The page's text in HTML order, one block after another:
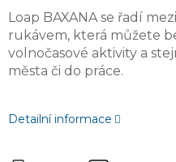
Loap BAXANA se řadí
rukávem, která můžete
volnočasové aktivity a
města či do práce.
Detailní informace